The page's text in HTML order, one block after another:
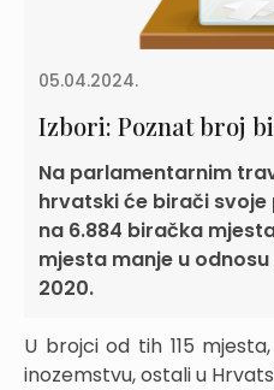
05.04.2024.
Izbori: Poznat broj
Na parlamentarnim
hrvatski će birači
na 6.884 biračka
mjesta manje u
2020.
U brojci od tih 115
inozemstvu, ostali u